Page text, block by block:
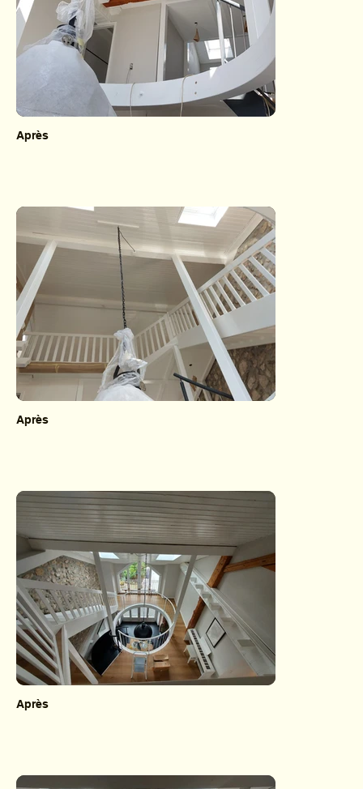
Après
Après
Après